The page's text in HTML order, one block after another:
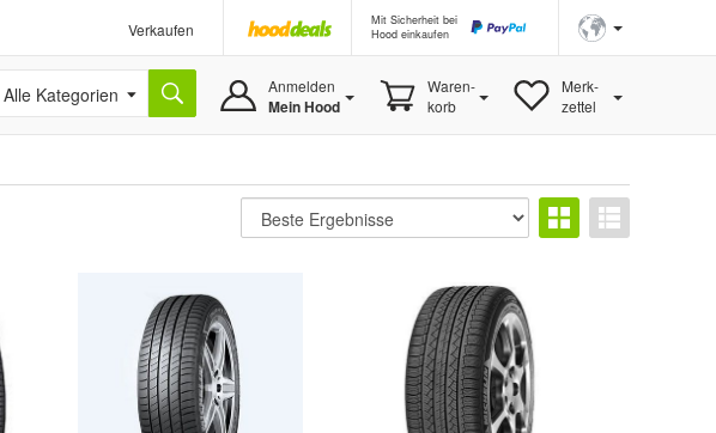
Verkaufen
Mit Sicherheit bei
Hood einkaufen
Alle Kategorien Anmelden
Mein Hood
Waren-
korb
Merk-
zettel